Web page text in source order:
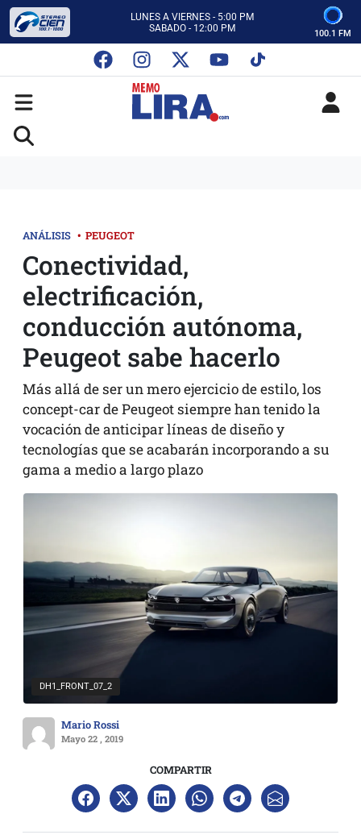
LUNES A VIERNES - 5:00 PM
SABADO - 12:00 PM
CON MEMO LIRA Y SU EQUIPO
LUNES A VIERNES - 5:00 PM
SABADO - 12:00 PM
100.1 FM
ANÁLISIS • PEUGEOT
Conectividad,
electrificación,
conducción autónoma,
Peugeot sabe hacerlo
Más allá de ser un mero ejercicio de estilo, los
concept-car de Peugeot siempre han tenido la
vocación de anticipar líneas de diseño y
tecnologías que se acabarán incorporando a su
gama a medio a largo plazo
DH1_FRONT_07_2
Mario Rossi
Mayo 22 , 2019
COMPARTIR